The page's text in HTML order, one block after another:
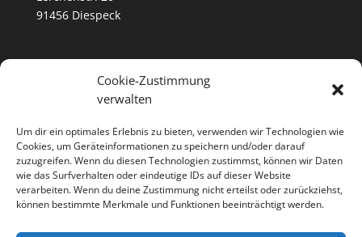
Cookie-Zustimmung
verwalten
Um dir ein optimales Erlebnis zu bieten, verwenden wir Technologien wie
Cookies, um Geräteinformationen zu speichern und/oder darauf
zuzugreifen. Wenn du diesen Technologien zustimmst, können wir Daten
wie das Surfverhalten oder eindeutige IDs auf dieser Website
verarbeiten. Wenn du deine Zustimmung nicht erteilst oder zurückziehst,
können bestimmte Merkmale und Funktionen beeinträchtigt werden.
91456 Diespeck
Kontakt
0179- 39 56 246
info@firma-bernd-pfeiffer.de
Rechtliches
Kontakt
Datenschutz
Impressum